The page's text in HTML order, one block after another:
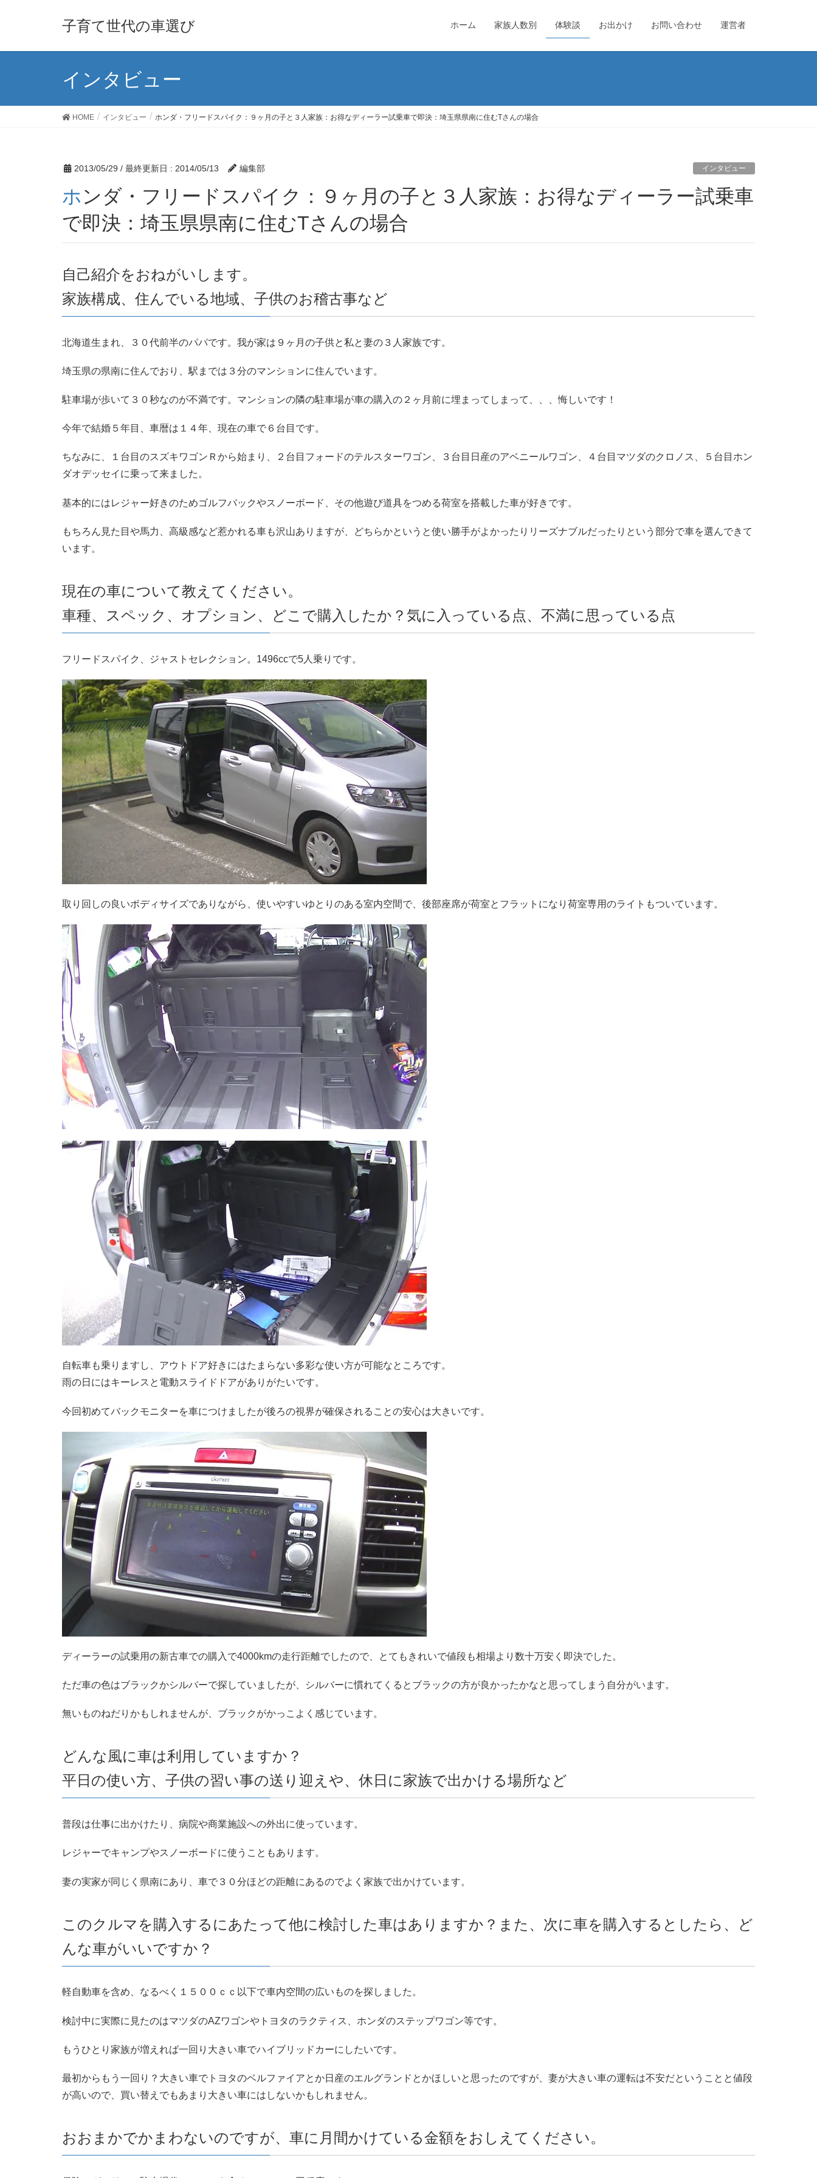
子育て世代の車選び ホーム 家族人数別 体験談 お出かけ お問い合わせ 運営者
インタビュー
HOME インタビュー ホンダ・フリードスパイク：９ヶ月の子と３人家族：お得なディーラー試乗車で即決：埼玉県県南に住むTさんの場合
2013/05/29 / 最終更新日 : 2014/05/13 編集部 インタビュー
ホンダ・フリードスパイク：９ヶ月の子と３人家族：お得なディーラー試乗車
で即決：埼玉県県南に住むTさんの場合
自己紹介をおねがいします。
家族構成、住んでいる地域、子供のお稽古事など
北海道生まれ、３０代前半のパパです。我が家は９ヶ月の子供と私と妻の３人家族です。
埼玉県の県南に住んでおり、駅までは３分のマンションに住んでいます。
駐車場が歩いて３０秒なのが不満です。マンションの隣の駐車場が車の購入の２ヶ月前に埋まってしまって、、、悔しいです！
今年で結婚５年目、車暦は１４年、現在の車で６台目です。
ちなみに、１台目のスズキワゴンＲから始まり、２台目フォードのテルスターワゴン、３台目日産のアベニールワゴン、４台目マツダのクロノス、５台目ホン
ダオデッセイに乗って来ました。
基本的にはレジャー好きのためゴルフバックやスノーボード、その他遊び道具をつめる荷室を搭載した車が好きです。
もちろん見た目や馬力、高級感など惹かれる車も沢山ありますが、どちらかというと使い勝手がよかったりリーズナブルだったりという部分で車を選んできて
います。
現在の車について教えてください。
車種、スペック、オプション、どこで購入したか？気に入っている点、不満に思っている点
フリードスパイク、ジャストセレクション。1496ccで5人乗りです。
取り回しの良いボディサイズでありながら、使いやすいゆとりのある室内空間で、後部座席が荷室とフラットになり荷室専用のライトもついています。
自転車も乗りますし、アウトドア好きにはたまらない多彩な使い方が可能なところです。
雨の日にはキーレスと電動スライドドアがありがたいです。
今回初めてバックモニターを車につけましたが後ろの視界が確保されることの安心は大きいです。
ディーラーの試乗用の新古車での購入で4000kmの走行距離でしたので、とてもきれいで値段も相場より数十万安く即決でした。
ただ車の色はブラックかシルバーで探していましたが、シルバーに慣れてくるとブラックの方が良かったかなと思ってしまう自分がいます。
無いものねだりかもしれませんが、ブラックがかっこよく感じています。
どんな風に車は利用していますか？
平日の使い方、子供の習い事の送り迎えや、休日に家族で出かける場所など
普段は仕事に出かけたり、病院や商業施設への外出に使っています。
レジャーでキャンプやスノーボードに使うこともあります。
妻の実家が同じく県南にあり、車で３０分ほどの距離にあるのでよく家族で出かけています。
このクルマを購入するにあたって他に検討した車はありますか？また、次に車を購入するとしたら、ど
んな車がいいですか？
軽自動車を含め、なるべく１５００ｃｃ以下で車内空間の広いものを探しました。
検討中に実際に見たのはマツダのAZワゴンやトヨタのラクティス、ホンダのステップワゴン等です。
もうひとり家族が増えれば一回り大きい車でハイブリッドカーにしたいです。
最初からもう一回り？大きい車でトヨタのベルファイアとか日産のエルグランドとかほしいと思ったのですが、妻が大きい車の運転は不安だということと値段
が高いので、買い替えでもあまり大きい車にはしないかもしれません。
おおまかでかまわないのですが、車に月間かけている金額をおしえてください。